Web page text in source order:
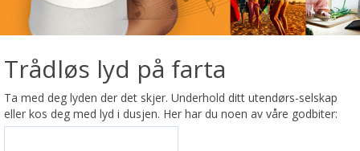
Trådløs lyd på farta
Ta med deg lyden der det skjer. Underhold ditt utendørs-selskap
eller kos deg med lyd i dusjen. Her har du noen av våre godbiter: